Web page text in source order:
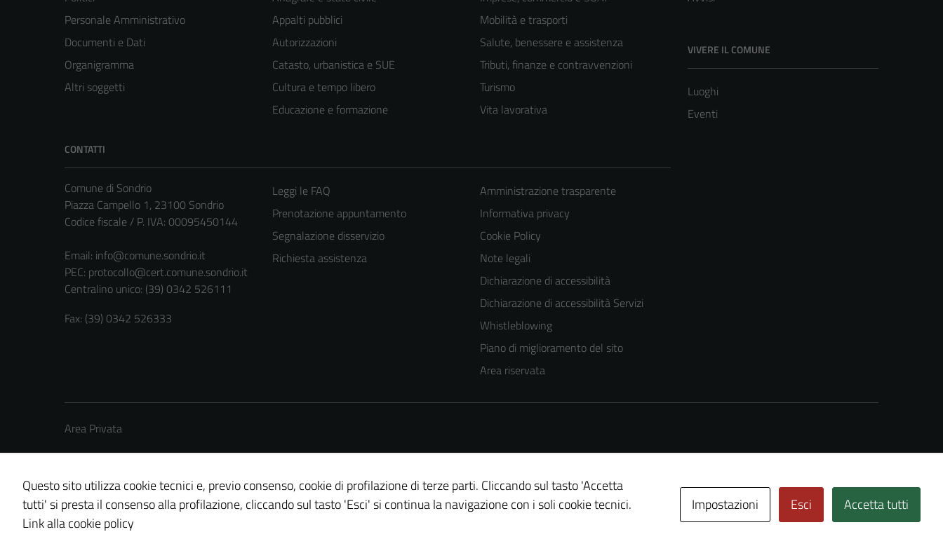
Personale Amministrativo
Documenti e Dati
Organigramma
Altri soggetti
Appalti pubblici
Autorizzazioni
Catasto, urbanistica e SUE
Cultura e tempo libero
Educazione e formazione
Mobilità e trasporti
Salute, benessere e assistenza
Tributi, finanze e contravvenzioni
Turismo
Vita lavorativa
VIVERE IL COMUNE
Luoghi
Eventi
CONTATTI
Comune di Sondrio
Piazza Campello 1, 23100 Sondrio
Codice fiscale / P. IVA: 00095450144
Email: info@comune.sondrio.it
PEC: protocollo@cert.comune.sondrio.it
Centralino unico: (39) 0342 526111
Fax: (39) 0342 526333
Leggi le FAQ
Prenotazione appuntamento
Segnalazione disservizio
Richiesta assistenza
Amministrazione trasparente
Informativa privacy
Cookie Policy
Note legali
Dichiarazione di accessibilità
Dichiarazione di accessibilità Servizi
Whistleblowing
Piano di miglioramento del sito
Area riservata
Area Privata
Credits: © Technical Design s.r.l.
Questo sito utilizza cookie tecnici e, previo consenso, cookie di profilazione di terze parti. Cliccando sul tasto 'Accetta
tutti' si presta il consenso alla profilazione, cliccando sul tasto 'Esci' si continua la navigazione con i soli cookie tecnici.
Link alla cookie policy
Impostazioni Esci Accetta tutti